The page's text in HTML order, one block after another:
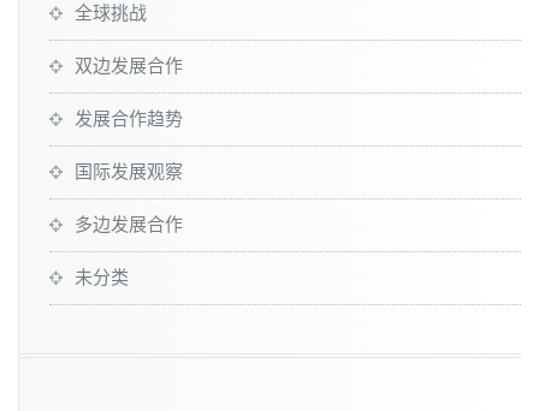
全球挑战
双边发展合作
发展合作趋势
国际发展观察
多边发展合作
未分类